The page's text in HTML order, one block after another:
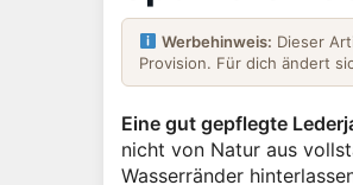
Werbehinweis: Dieser
Provision. Für dich ändert
Eine gut gepflegte
nicht von Natur aus
Wasserränder